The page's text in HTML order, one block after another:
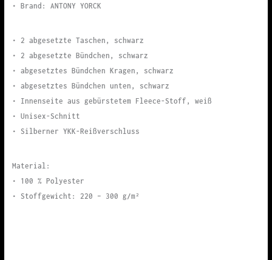
• Brand: ANTONY YORCK
• 2 abgesetzte Taschen, schwarz
• 2 abgesetzte Bündchen, schwarz
• abgesetztes Bündchen Kragen, schwarz
• abgesetztes Bündchen unten, schwarz
• Innenseite aus gebürstetem Fleece-Stoff, weiß
• Unisex-Schnitt
• Silberner YKK-Reißverschluss
Material:
• 100 % Polyester
• Stoffgewicht: 220 – 300 g/m²